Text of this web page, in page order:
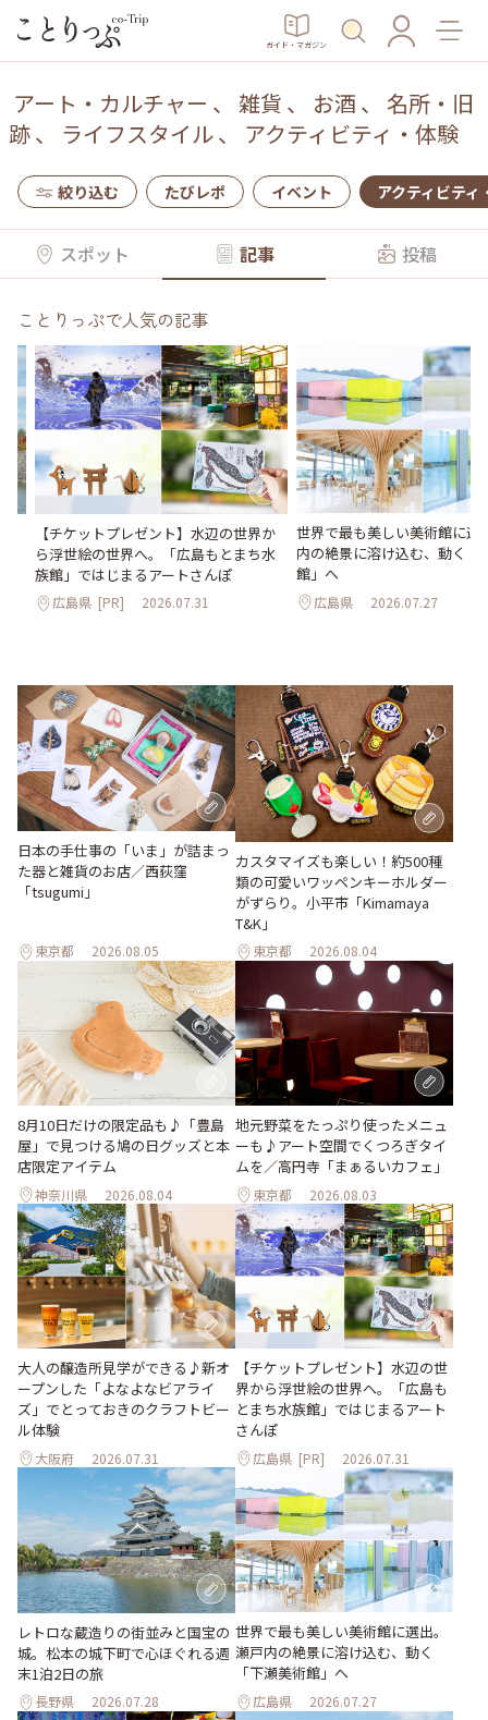
ガイド・マガジン
アート・カルチャー 、 雑貨 、 お酒 、 名所・旧
跡、 ライフスタイル、 アクティビティ・体験
絞り込む たびレポ イベント アクティビティ
スポット 記事 投稿
ことりっぷで人気の記事
【チケットプレゼント】水辺の世界か
ら浮世絵の世界へ。「広島もとまち水
族館」ではじまるアートさんぽ
広島県 [PR] 2026.07.31
世界で最も美しい美術館に選
内の絶景に溶け込む、動く「
館」へ
広島県 2026.07.27
日本の手仕事の「いま」が詰まっ
た器と雑貨のお店／西荻窪
「tsugumi」
東京都 2026.08.05
カスタマイズも楽しい！約500種
類の可愛いワッペンキーホルダー
がずらり。小平市「Kimamaya
T&K」
東京都 2026.08.04
8月10日だけの限定品も♪「豊島
屋」で見つける鳩の日グッズと本
店限定アイテム
神奈川県 2026.08.04
地元野菜をたっぷり使ったメニュ
ーも♪アート空間でくつろぎタイ
ムを／高円寺「まぁるいカフェ」
東京都 2026.08.03
大人の醸造所見学ができる♪新オ
ープンした「よなよなビアライ
ズ」でとっておきのクラフトビー
ル体験
大阪府 2026.07.31
【チケットプレゼント】水辺の世
界から浮世絵の世界へ。「広島も
とまち水族館」ではじまるアート
さんぽ
広島県 [PR] 2026.07.31
レトロな蔵造りの街並みと国宝の
城。松本の城下町で心ほぐれる週
末1泊2日の旅
長野県 2026.07.28
世界で最も美しい美術館に選出。
瀬戸内の絶景に溶け込む、動く
「下瀬美術館」へ
広島県 2026.07.27